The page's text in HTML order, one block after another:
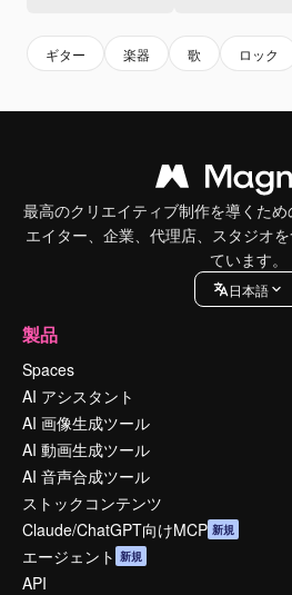
ギター 楽器 歌 ロック
最高のクリエイティブ制作を導くた
エイター、企業、代理店、スタジオ
ています。
日本語
製品
Spaces
AI アシスタント
AI 画像生成ツール
AI 動画生成ツール
AI 音声合成ツール
ストックコンテンツ
Claude/ChatGPT向けMCP 新規
エージェント 新規
API